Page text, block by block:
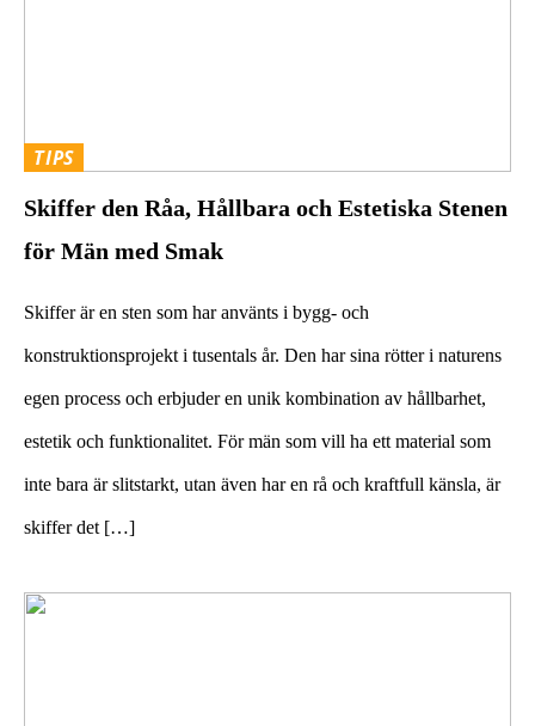
TIPS
Skiffer den Råa, Hållbara och Estetiska Stenen
för Män med Smak
Skiffer är en sten som har använts i bygg- och
konstruktionsprojekt i tusentals år. Den har sina rötter i naturens
egen process och erbjuder en unik kombination av hållbarhet,
estetik och funktionalitet. För män som vill ha ett material som
inte bara är slitstarkt, utan även har en rå och kraftfull känsla, är
skiffer det […]